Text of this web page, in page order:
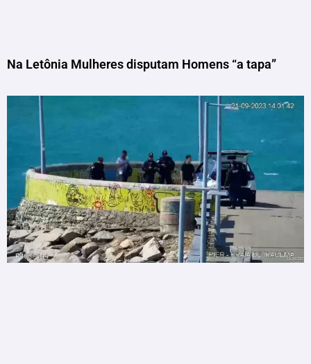
Na Letônia Mulheres disputam Homens “a tapa”